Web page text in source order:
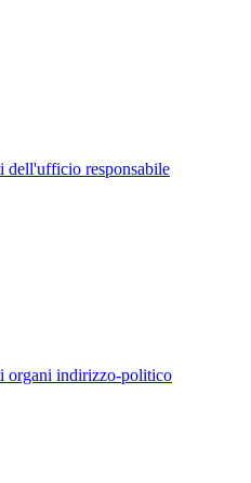
dell'ufficio responsabile
organi indirizzo-politico